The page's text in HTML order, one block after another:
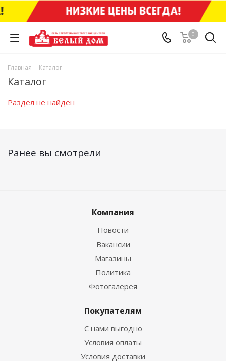
0
Главная - Каталог -
Каталог
Раздел не найден
Ранее вы смотрели
Компания
Новости
Вакансии
Магазины
Политика
Фотогалерея
Покупателям
С нами выгодно
Условия оплаты
Условия доставки